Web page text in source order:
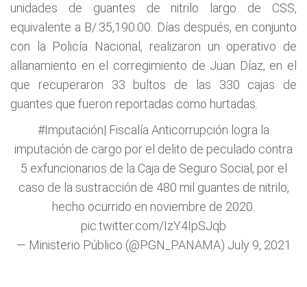
unidades de guantes de nitrilo largo de CSS,
equivalente a B/.35,190.00. Días después, en conjunto
con la Policía Nacional, realizaron un operativo de
allanamiento en el corregimiento de Juan Díaz, en el
que recuperaron 33 bultos de las 330 cajas de
guantes que fueron reportadas como hurtadas.
#Imputación| Fiscalía Anticorrupción logra la
imputación de cargo por el delito de peculado contra
5 exfuncionarios de la Caja de Seguro Social, por el
caso de la sustracción de 480 mil guantes de nitrilo,
hecho ocurrido en noviembre de 2020.
pic.twitter.com/IzY4IpSJqb
— Ministerio Público (@PGN_PANAMA) July 9, 2021